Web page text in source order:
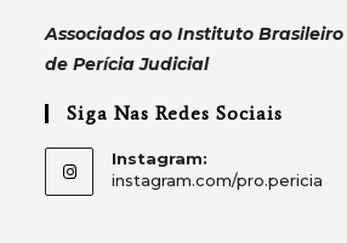
Associados ao Instituto Brasileiro
de Perícia Judicial
Siga Nas Redes Sociais
Instagram:
instagram.com/pro.pericia